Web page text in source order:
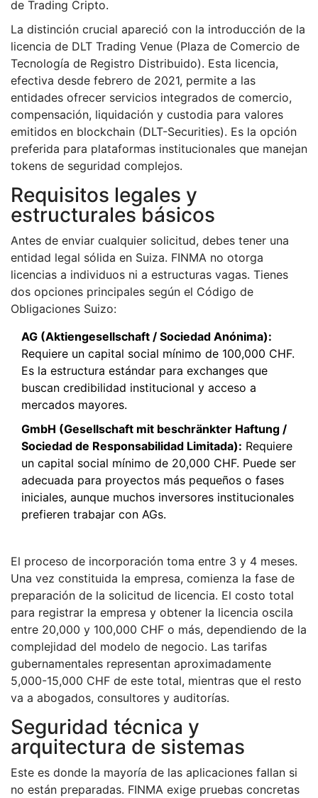
de Trading Cripto.
La distinción crucial apareció con la introducción de la
licencia de DLT Trading Venue (Plaza de Comercio de
Tecnología de Registro Distribuido). Esta licencia,
efectiva desde febrero de 2021, permite a las
entidades ofrecer servicios integrados de comercio,
compensación, liquidación y custodia para valores
emitidos en blockchain (DLT-Securities). Es la opción
preferida para plataformas institucionales que manejan
tokens de seguridad complejos.
Requisitos legales y
estructurales básicos
Antes de enviar cualquier solicitud, debes tener una
entidad legal sólida en Suiza. FINMA no otorga
licencias a individuos ni a estructuras vagas. Tienes
dos opciones principales según el Código de
Obligaciones Suizo:
AG (Aktiengesellschaft / Sociedad Anónima):
Requiere un capital social mínimo de 100,000 CHF.
Es la estructura estándar para exchanges que
buscan credibilidad institucional y acceso a
mercados mayores.
GmbH (Gesellschaft mit beschränkter Haftung /
Sociedad de Responsabilidad Limitada): Requiere
un capital social mínimo de 20,000 CHF. Puede ser
adecuada para proyectos más pequeños o fases
iniciales, aunque muchos inversores institucionales
prefieren trabajar con AGs.
El proceso de incorporación toma entre 3 y 4 meses.
Una vez constituida la empresa, comienza la fase de
preparación de la solicitud de licencia. El costo total
para registrar la empresa y obtener la licencia oscila
entre 20,000 y 100,000 CHF o más, dependiendo de la
complejidad del modelo de negocio. Las tarifas
gubernamentales representan aproximadamente
5,000-15,000 CHF de este total, mientras que el resto
va a abogados, consultores y auditorías.
Seguridad técnica y
arquitectura de sistemas
Este es donde la mayoría de las aplicaciones fallan si
no están preparadas. FINMA exige pruebas concretas